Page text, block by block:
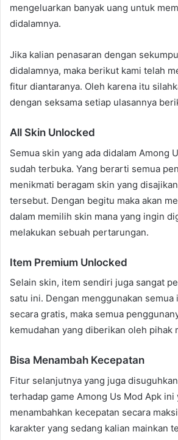
mengeluarkan banyak uang untuk
didalamnya.
Jika kalian penasaran dengan
didalamnya, maka berikut kami telah
fitur diantaranya. Oleh karena itu
dengan seksama setiap ulasannya
All Skin Unlocked
Semua skin yang ada didalam Among
sudah terbuka. Yang berarti semua
menikmati beragam skin yang
tersebut. Dengan begitu maka akan
dalam memilih skin mana yang ingin
melakukan sebuah pertarungan.
Item Premium Unlocked
Selain skin, item sendiri juga sangat
satu ini. Dengan menggunakan
secara gratis, maka semua
kemudahan yang diberikan oleh pihak
Bisa Menambah Kecepatan
Fitur selanjutnya yang juga
terhadap game Among Us Mod Apk ini
menambahkan kecepatan secara
karakter yang sedang kalian mainkan